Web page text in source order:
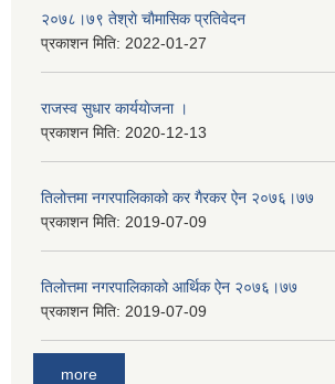
२०७८।७९ तेश्राे चाैमासिक प्रतिवेदन
प्रकाशन मिति: 2022-01-27
राजस्व सुधार कार्ययाेजना ।
प्रकाशन मिति: 2020-12-13
तिलोत्तमा नगरपालिकाको कर गैरकर ऐन २०७६।७७
प्रकाशन मिति: 2019-07-09
तिलोत्तमा नगरपालिकाको आर्थिक ऐन २०७६।७७
प्रकाशन मिति: 2019-07-09
more